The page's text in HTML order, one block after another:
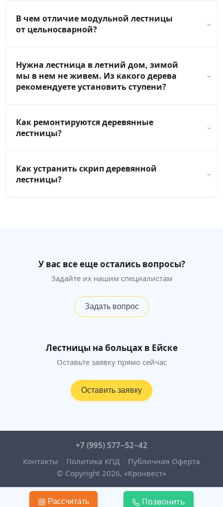
В чем отличие модульной лестницы
от цельносварной?
Нужна лестница в летний дом, зимой
мы в нем не живем. Из какого дерева
рекомендуете установить ступени?
Как ремонтируются деревянные
лестницы?
Как устранить скрип деревянной
лестницы?
У вас все еще остались вопросы?
Задайте их нашим специалистам
Задать вопрос
Лестницы на больцах в Ейске
Оставьте заявку прямо сейчас
Оставить заявку
© Copyright 2026, «Кронвест»
+7 (995) 577−52−42
Контакты
Политика КПД Публичная Оферта
Рассчитать Позвонить